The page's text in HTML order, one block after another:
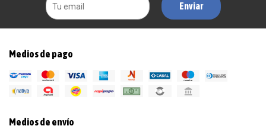
Enviar
Medios de pago
Medios de envío